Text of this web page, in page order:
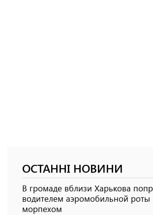
ОСТАННІ НОВИНИ
В громаде вблизи Харькова
водителем аэромобильной роты
морпехом